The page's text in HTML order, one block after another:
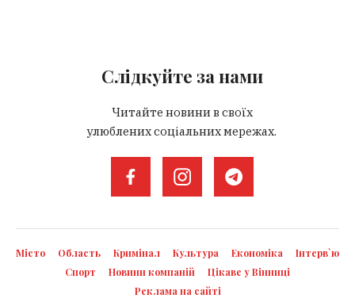
Слідкуйте за нами
Читайте новини в своїх
улюблених соціальних мережах.
Місто Область Кримінал Культура Економіка
Інтерв`ю
Спорт
Новини компаній
Цікаве у Вінниці
Реклама на сайті